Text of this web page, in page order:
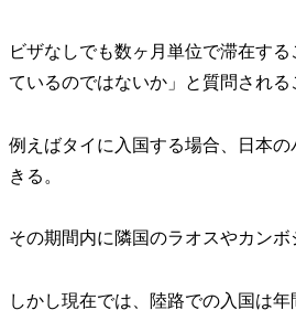
ビザなしでも数ヶ月単位で滞在す
ているのではないか」と質問される
例えばタイに入国する場合、日本
きる。
その期間内に隣国のラオスやカン
しかし現在では、陸路での入国は